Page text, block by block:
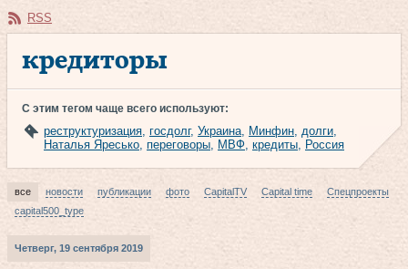
RSS
кредиторы
С этим тегом чаще всего используют:
реструктуризация, госдолг, Украина, Минфин, долги,
Наталья Яресько, переговоры, МВФ, кредиты, Россия
все новости публикации фото CapitalTV Capital time
Спецпроекты
capital500_type
Четверг, 19 сентября 2019